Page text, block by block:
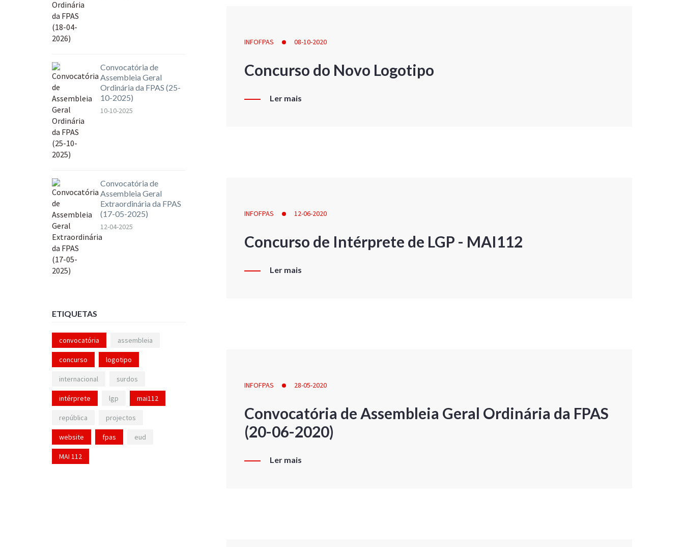
INFOFPAS 08-10-2020
Concurso do Novo Logotipo
Ler mais
INFOFPAS 12-06-2020
Concurso de Intérprete de LGP - MAI112
Ler mais
INFOFPAS 28-05-2020
Convocatória de Assembleia Geral Ordinária da FPAS
(20-06-2020)
Ler mais
Convocatória de
Assembleia Geral
Ordinária da FPAS (25-
10-2025)
10-10-2025
Convocatória de
Assembleia Geral
Extraordinária da FPAS
(17-05-2025)
12-04-2025
ETIQUETAS
convocatória assembleia
concurso logotipo
internacional surdos
intérprete lgp mai112
república projectos
website fpas eud
MAI 112